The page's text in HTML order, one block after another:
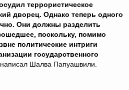
террористическое
дворец. Однако теперь одного
Они должны разделить
поскольку, помимо
политические интриги
государственного
Шалва Папуашвили.